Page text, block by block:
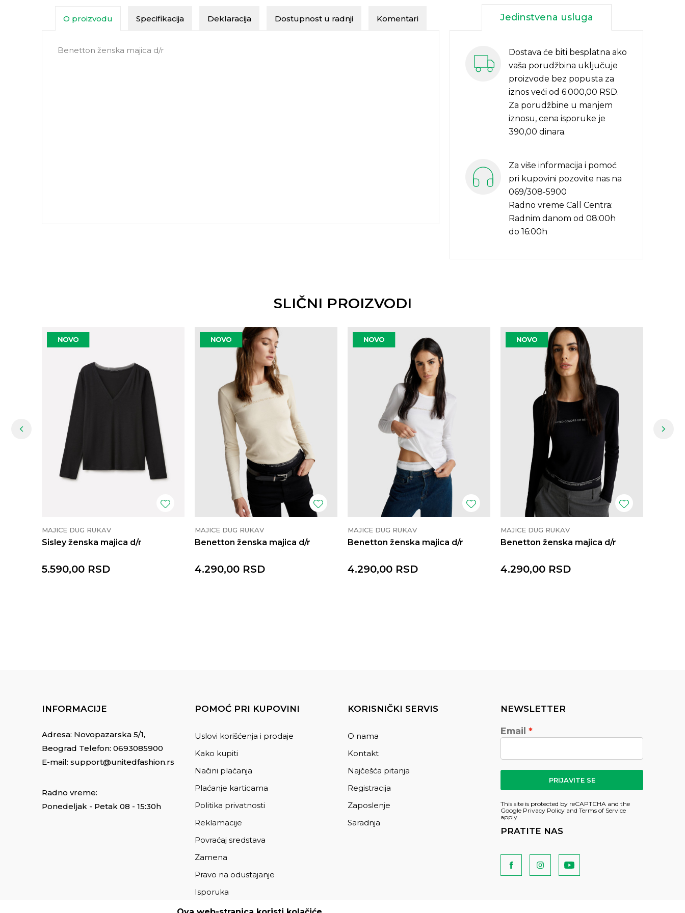
O proizvodu Specifikacija Deklaracija Dostupnost u radnji Komentari
Benetton ženska majica d/r
Jedinstvena usluga
Dostava će biti besplatna ako
vaša porudžbina uključuje
proizvode bez popusta za
iznos veći od 6.000,00 RSD.
Za porudžbine u manjem
iznosu, cena isporuke je
390,00 dinara.
Za više informacija i pomoć
pri kupovini pozovite nas na
069/308-5900
Radno vreme Call Centra:
Radnim danom od 08:00h
do 16:00h
SLIČNI PROIZVODI
MAJICE DUG RUKAV
Sisley ženska majica d/r
5.590,00 RSD
MAJICE DUG RUKAV
Benetton ženska majica d/r
4.290,00 RSD
MAJICE DUG RUKAV
Benetton ženska majica d/r
4.290,00 RSD
MAJICE DUG RUKAV
Benetton ženska majica d/r
4.290,00 RSD
INFORMACIJE
Adresa: Novopazarska 5/1,
Beograd Telefon: 0693085900
E-mail: support@unitedfashion.rs
Radno vreme:
Ponedeljak - Petak 08 - 15:30h
POMOĆ PRI KUPOVINI
Uslovi korišćenja i prodaje
Kako kupiti
Načini plaćanja
Plaćanje karticama
Politika privatnosti
Reklamacije
Povraćaj sredstava
Zamena
Pravo na odustajanje
Isporuka
KORISNIČKI SERVIS
O nama
Kontakt
Najčešća pitanja
Registracija
Zaposlenje
Saradnja
NEWSLETTER
Email
PRIJAVITE SE
This site is protected by reCAPTCHA and the
Google Privacy Policy and Terms of Service
apply.
PRATITE NAS